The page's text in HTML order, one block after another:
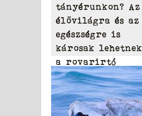
tányérunkon? Az
élővilágra és az
egészségre is
károsak lehetnek
a rovarirtó
szerek